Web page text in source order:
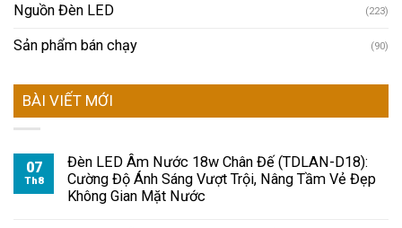
Nguồn Đèn LED (223)
Sản phẩm bán chạy (90)
BÀI VIẾT MỚI
07
Th8
Đèn LED Âm Nước 18w Chân Đế (TDLAN-D18):
Cường Độ Ánh Sáng Vượt Trội, Nâng Tầm Vẻ Đẹp
Không Gian Mặt Nước